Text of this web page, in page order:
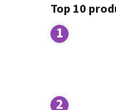
o
s
t
n
Top 10